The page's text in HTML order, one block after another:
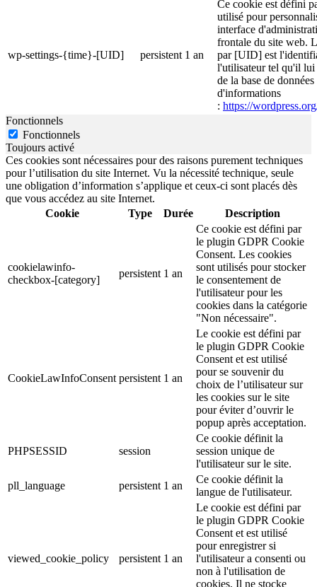
wp-settings-{time}-[UID] persistent 1 an
Ce cookie est défini
utilisé pour
interface
frontale du site web.
par [UID] est
l'utilisateur tel qu'il lui
de la base de
d'informations
: https://
Fonctionnels
Fonctionnels
Toujours activé
Ces cookies sont nécessaires pour des raisons purement techniques
pour l’utilisation du site Internet. Vu la nécessité technique, seule
une obligation d’information s’applique et ceux-ci sont placés dès
que vous accédez au site Internet.
Cookie
Type Durée Description
cookielawinfo-
checkbox-[category]
persistent 1 an
Ce cookie est défini par
le plugin GDPR Cookie
Consent. Les cookies
sont utilisés pour stocker
le consentement de
l'utilisateur pour les
cookies dans la catégorie
"Non nécessaire".
CookieLawInfoConsent persistent 1 an
Le cookie est défini par
le plugin GDPR Cookie
Consent et est utilisé
pour se souvenir du
choix de l’utilisateur sur
les cookies sur le site
pour éviter d’ouvrir le
popup après acceptation.
PHPSESSID session
Ce cookie définit la
session unique de
l'utilisateur sur le site.
pll_language
persistent 1 an
Ce cookie définit la
langue de l'utilisateur.
viewed_cookie_policy persistent 1 an
Le cookie est défini par
le plugin GDPR Cookie
Consent et est utilisé
pour enregistrer si
l'utilisateur a consenti ou
non à l'utilisation de
cookies. Il ne stocke